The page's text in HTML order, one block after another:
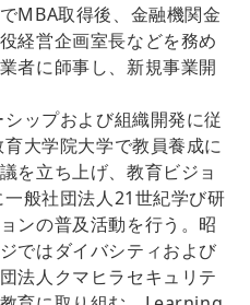
MBA取得後、金融機関金
経営企画室長などを務め
者に師事し、新規事業開
ップおよび組織開発に従
大学院大学で教員養成に
を立ち上げ、教育ビジョ
般社団法人21世紀学び研
ンの普及活動を行う。昭
ではダイバシティおよび
法人クマヒラセキュリテ